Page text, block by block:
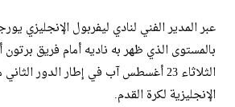
عبر المدير الفني لنادي ليفربول الإنجليزي
بالمستوى الذي ظهر به ناديه أمام فريق
الثلاثاء 23 أغسطس آب في إطار الدور
الإنجليزية لكرة القدم.